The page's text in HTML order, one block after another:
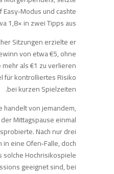
und cashte
1,8× in zwei Tipps aus.
Sitzungen erzielte er
von etwa €5, ohne
als €1 zu verlieren
kontrolliertes Risiko
bei kurzen Spielzeiten.
handelt von jemandem,
Mittagspause einmal
Nach nur drei
eine Ofen‑Falle, doch
Hochrisikospiele
geeignet sind, bei